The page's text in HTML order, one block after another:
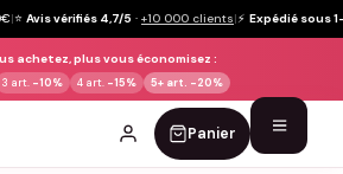
|⭐ Avis vérifiés 4,7/5 · +10 000 clients|⚡ Expédié sous
achetez, plus vous économisez :
3 art. -10% 4 art. -15% 5+ art. -20%
Panier